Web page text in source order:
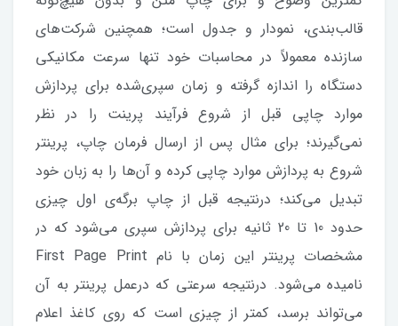
قالب‌بندی، نمودار و جدول است؛ همچنین شرکت‌های
سازنده معمولاً در محاسبات خود تنها سرعت مکانیکی
دستگاه را اندازه گرفته و زمان سپری‌شده برای پردازش
موارد چاپی قبل از شروع فرآیند پرینت را در نظر
نمی‌گیرند؛ برای مثال پس از ارسال فرمان چاپ، پرینتر
شروع به پردازش موارد چاپی کرده و آن‌ها را به زبان خود
تبدیل می‌کند؛ درنتیجه قبل از چاپ برگه‌ی اول چیزی
حدود 10 تا 20 ثانیه برای پردازش سپری می‌شود که در
مشخصات پرینتر این زمان با نام First Page Print
نامیده می‌شود. درنتیجه سرعتی که درعمل پرینتر به آن
می‌تواند برسد، کمتر از چیزی است که روی کاغذ اعلام